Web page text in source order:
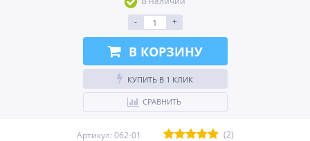
-
+
В КОРЗИНУ
КУПИТЬ В 1 КЛИК
СРАВНИТЬ
Артикул: 062-01 (2)